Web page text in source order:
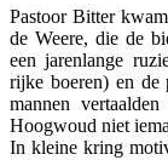
Pastoor Bitter
de Weere, die de
een jarenlange
rijke boeren) en de
mannen
Hoogwoud niet
In kleine kring